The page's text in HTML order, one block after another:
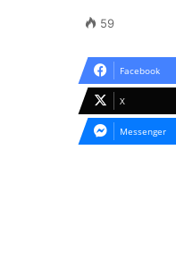
59
Facebook
X
Messenger